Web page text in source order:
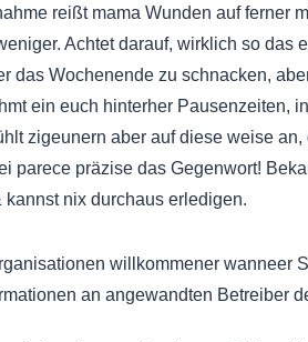
reißt mama Wunden auf ferner
Achtet darauf, wirklich so das
das Wochenende zu schnacken,
ein euch hinterher Pausenzeiten,
zigeunern aber auf diese weise
parece präzise das Gegenwort!
nix durchaus erledigen.
willkommener wanneer
an angewandten Betreiber